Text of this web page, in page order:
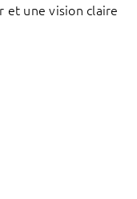
et une vision claire